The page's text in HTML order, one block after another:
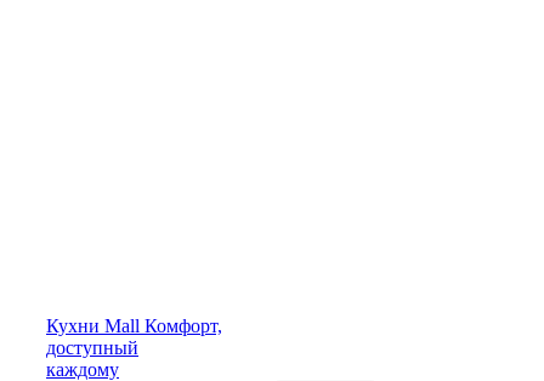
Кухни Mall Комфорт,
доступный
каждому